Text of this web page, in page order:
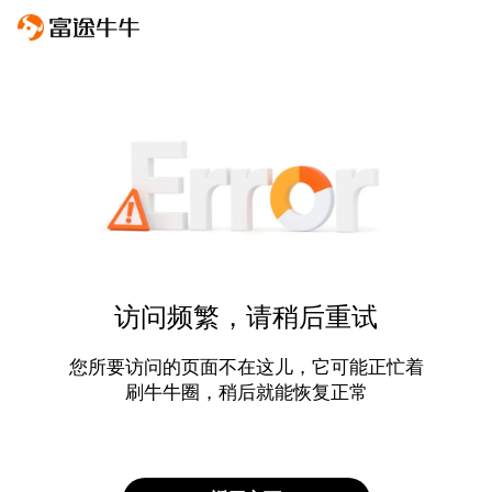
访问频繁，请稍后重试
您所要访问的页面不在这儿，它可能正忙着
刷牛牛圈，稍后就能恢复正常